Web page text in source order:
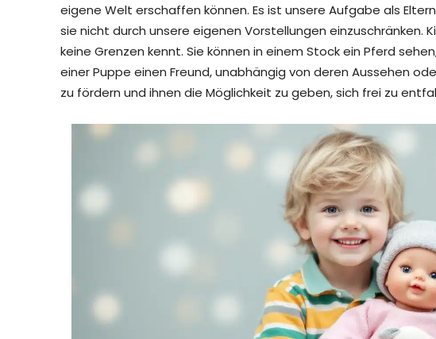
eigene Welt erschaffen können. Es ist unsere Aufgabe als
sie nicht durch unsere eigenen Vorstellungen einzuschränken.
keine Grenzen kennt. Sie können in einem Stock ein Pferd
einer Puppe einen Freund, unabhängig von deren Aussehen
zu fördern und ihnen die Möglichkeit zu geben, sich frei zu